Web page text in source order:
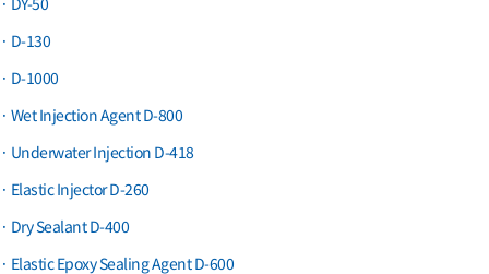
· D-130
· D-1000
· Wet Injection Agent D-800
· Underwater Injection D-418
· Elastic Injector D-260
· Dry Sealant D-400
· Elastic Epoxy Sealing Agent D-600